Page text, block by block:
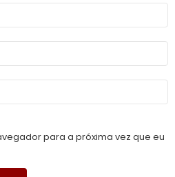
para a próxima vez que eu